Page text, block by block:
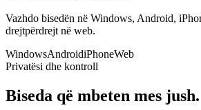
Vazhdo bisedën në Windows, Android,
drejtpërdrejt në web.
WindowsAndroidiPhoneWeb
Privatësi dhe kontroll
Biseda që mbeten mes jush.